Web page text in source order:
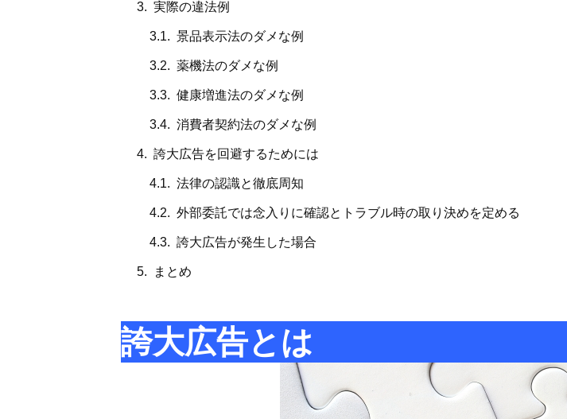
実際の違法例
景品表示法のダメな例
薬機法のダメな例
健康増進法のダメな例
消費者契約法のダメな例
誇大広告を回避するためには
法律の認識と徹底周知
外部委託では念入りに確認とトラブル時の取り決めを定める
誇大広告が発生した場合
まとめ
誇大広告とは